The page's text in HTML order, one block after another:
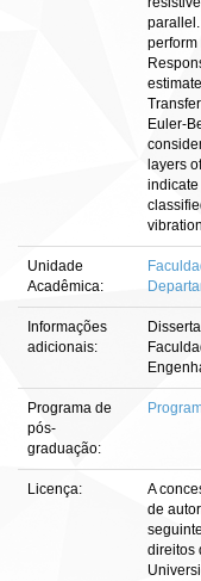
perform
Euler-
layers
indicate
Unidade
Acadêmica:
Informações
adicionais:
Programa de
pós-
graduação:
Licença:
A
de
direitos